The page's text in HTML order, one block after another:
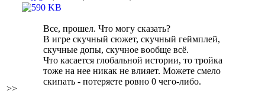
>>
Все, прошел. Что могу сказать?
В игре скучный сюжет, скучный геймплей,
скучные допы, скучное вообще всё.
Что касается глобальной истории, то тройка
тоже на нее никак не влияет. Можете смело
скипать - потеряете ровно 0 чего-либо.